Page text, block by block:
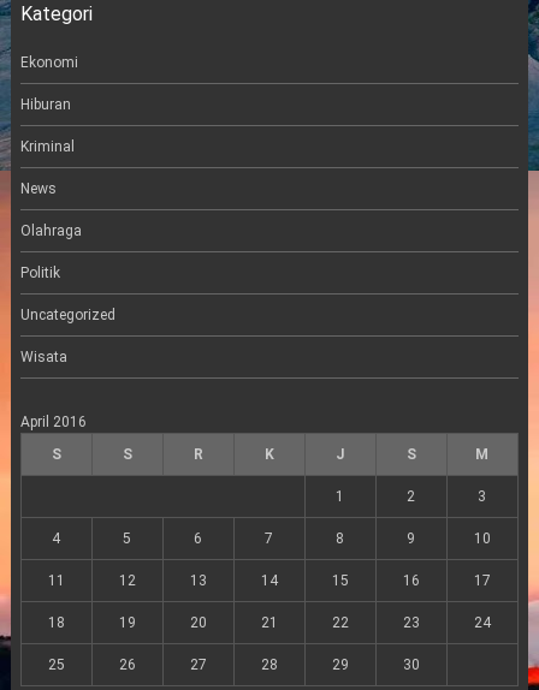
t
r
a
Kategori
Ekonomi
Hiburan
Kriminal
News
Olahraga
Politik
Uncategorized
Wisata
April 2016
S
S R K J S M
1 2 3
4 5 6 7 8 9 10
11 12 13 14 15 16 17
18 19 20 21 22 23 24
25 26 27 28 29 30